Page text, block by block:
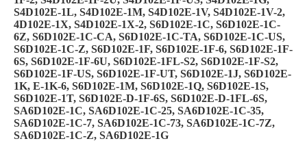
S4D102E-1L, S4D102E-1M, S4D102E-1V, S4D102E-1V-2,
4D102E-1X, S4D102E-1X-2, S6D102E-1C, S6D102E-1C-
6Z, S6D102E-1C-CA, S6D102E-1C-TA, S6D102E-1C-US,
S6D102E-1C-Z, S6D102E-1F, S6D102E-1F-6, S6D102E-1F-
6S, S6D102E-1F-6U, S6D102E-1FL-S2, S6D102E-1F-S2,
S6D102E-1F-US, S6D102E-1F-UT, S6D102E-1J, S6D102E-
1K, E-1K-6, S6D102E-1M, S6D102E-1Q, S6D102E-1S,
S6D102E-1T, S6D102E-D-1F-6S, S6D102E-D-1FL-6S,
SA6D102E-1C, SA6D102E-1C-25, SA6D102E-1C-35,
SA6D102E-1C-7, SA6D102E-1C-73, SA6D102E-1C-7Z,
SA6D102E-1C-Z, SA6D102E-1G